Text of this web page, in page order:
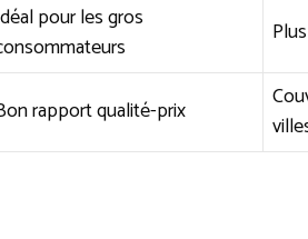
pour les gros
rapport qualité-prix